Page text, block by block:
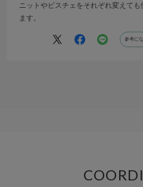
ニットやビスチェをそれぞれ変えて
ます。
参考に